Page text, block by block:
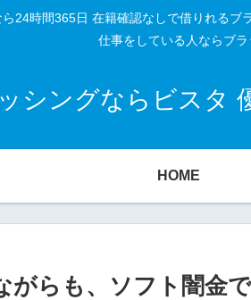
24時間365日 在籍確認なしで借りれる
仕事をしている人ならブ
シングならビスタ
HOME
がらも、ソフト闇金